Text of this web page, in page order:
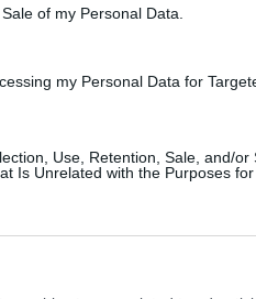
of my Personal Data.
my Personal Data for
Use, Retention, Sale, and/or
Is Unrelated with the Purposes